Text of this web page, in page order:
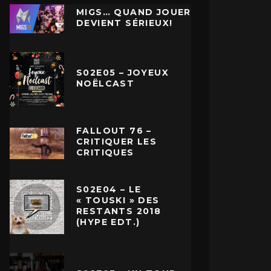
MIGS… QUAND JOUER
DEVIENT SÉRIEUX!
S02E05 – JOYEUX
NOËLCAST
FALLOUT 76 –
CRITIQUER LES
CRITIQUES
S02E04 – LE
« TOUSKI » DES
RESTANTS 2018
(HYPE EDT.)